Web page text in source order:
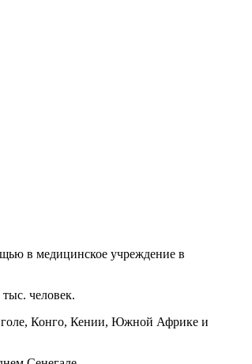
в медицинское учреждение в
человек.
Конго, Кении, Южной Африке и